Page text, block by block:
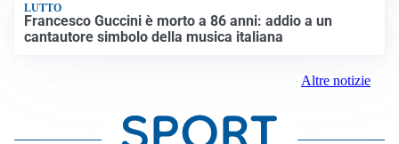
LUTTO
Francesco Guccini è morto a 86 anni: addio a un
cantautore simbolo della musica italiana
Altre notizie